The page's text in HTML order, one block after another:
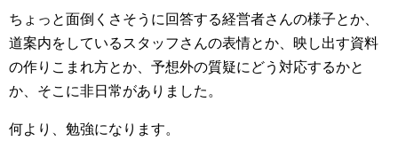
ちょっと面倒くさそうに回答する経営者さんの様子とか、
道案内をしているスタッフさんの表情とか、映し出す資料
の作りこまれ方とか、予想外の質疑にどう対応するかと
か、そこに非日常がありました。
何より、勉強になります。